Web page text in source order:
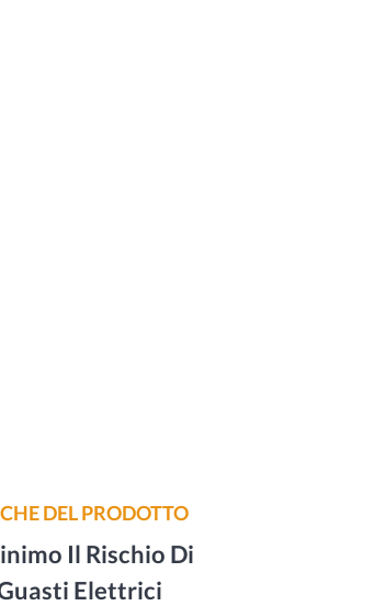
DEL PRODOTTO
Il Rischio Di
Elettrici